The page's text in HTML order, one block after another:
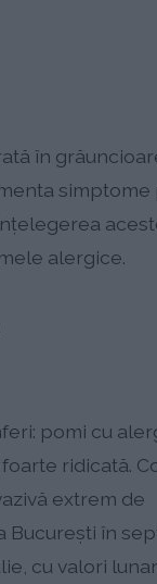
în
simptome
alergice.
pomi cu
ridicată.
extrem de
București în
cu valori